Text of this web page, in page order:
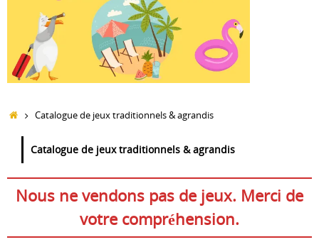
Accueil
Catalogue de jeux traditionnels & agrandis
Catalogue de jeux traditionnels & agrandis
Nous ne vendons pas de jeux. Merci de
votre compréhension.